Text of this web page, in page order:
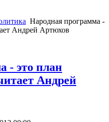
Народная программа -
Андрей Артюхов
- это план
Андрей